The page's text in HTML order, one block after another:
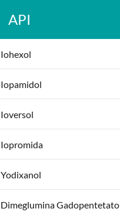
API
Iohexol
Iopamidol
Ioversol
Iopromida
Yodixanol
Dimeglumina Gadopentetato